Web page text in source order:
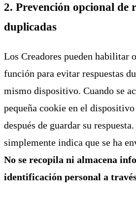
2. Prevención opcional de
duplicadas
Los Creadores pueden habilitar
función para evitar respuestas
mismo dispositivo. Cuando se
pequeña cookie en el
después de guardar su
simplemente indica que se ha
No se recopila ni almacena
identificación personal a